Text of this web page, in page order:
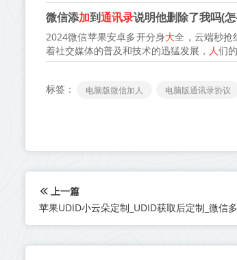
微信添加到通讯录说明他删除了我吗(
2024微信苹果安卓多开分身大全，云端秒抢
着社交媒体的普及和技术的迅猛发展， 人们
标签： 电脑版微信加人 电脑版通讯录协议
上一篇
苹果UDID小云朵定制_UDID获取后定制_微信